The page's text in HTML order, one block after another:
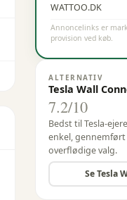
WATTOO.DK
Annoncelinks er
provision ved køb.
ALTERNATIV
Tesla Wall
7.2/10
Bedst til Tesla-
enkel,
overflødige valg.
SeTesla